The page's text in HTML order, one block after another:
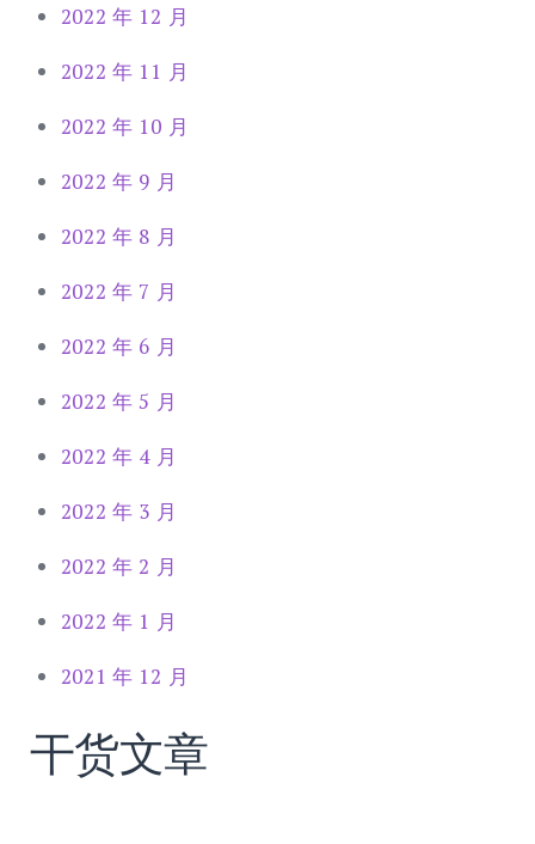
2022 年 12 月
2022 年 11 月
2022 年 10 月
2022 年 9 月
2022 年 8 月
2022 年 7 月
2022 年 6 月
2022 年 5 月
2022 年 4 月
2022 年 3 月
2022 年 2 月
2022 年 1 月
2021 年 12 月
干货文章